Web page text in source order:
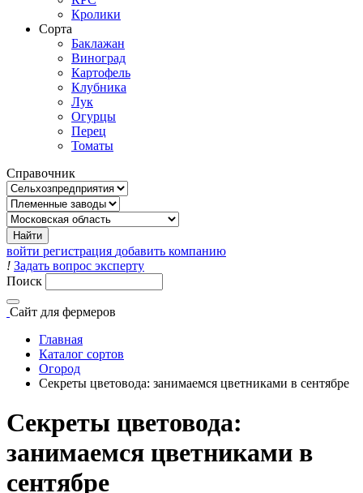
Кролики
Сорта
Баклажан
Виноград
Картофель
Клубника
Лук
Огурцы
Перец
Томаты
Справочник
войти регистрация добавить компанию
! Задать вопрос эксперту
Поиск
Сайт для фермеров
Главная
Каталог сортов
Огород
Секреты цветовода: занимаемся цветниками в сентябре
Секреты цветовода:
занимаемся цветниками в
сентябре